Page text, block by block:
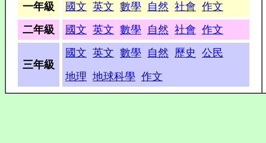
一年級 國文 英文 數學 自然 社會 作文
二年級
國文 英文 數學 自然 社會 作文
三年級
國文 英文 數學 自然 歷史
公民
地理 地球科學 作文